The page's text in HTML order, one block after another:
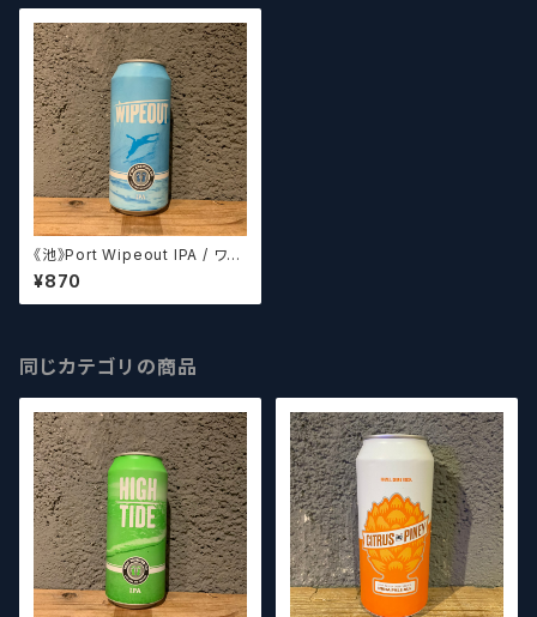
《池》Port Wipeout IPA / ワイ
プアウトIPA【クラフトビールシザ
ーズ】
¥870
同じカテゴリの商品